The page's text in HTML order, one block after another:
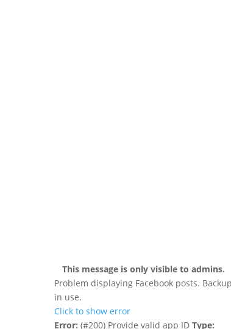
This message is only visible to admins.
Problem displaying Facebook posts.
in use.
Click to show error
Error: (#200) Provide valid app ID Type: